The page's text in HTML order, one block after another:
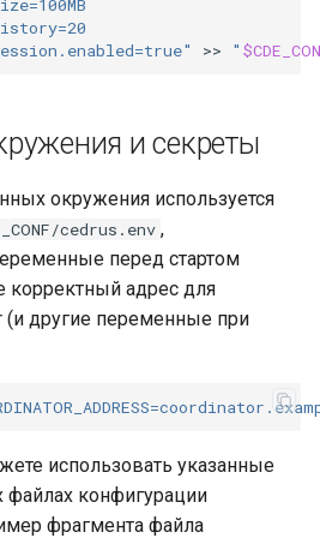
>> "
и секреты
окружения используется
cedrus.env ,
перед стартом
корректный адрес для
(и другие переменные при
использовать указанные
конфигурации
фрагмента файла